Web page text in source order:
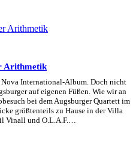
Arithmetik
Nova International-Album. Doch nicht
auf eigenen Füßen. Wie wir an
bei dem Augsburger Quartett im
größtenteils zu Hause in der Villa
Vinall und O.L.A.F.…